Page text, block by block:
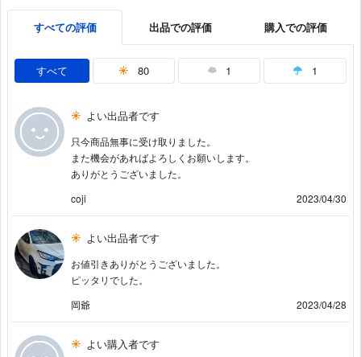
すべての評価 出品での評価 購入での評価
すべて 80 1 1
よい出品者です
只今商品無事に受け取りました。
また機会があればよろしくお願いします。
ありがとうございました。
coji
2023/04/30
よい出品者です
お値引きありがとうございました。
ピッタリでした。
岡爺
2023/04/28
よい購入者です